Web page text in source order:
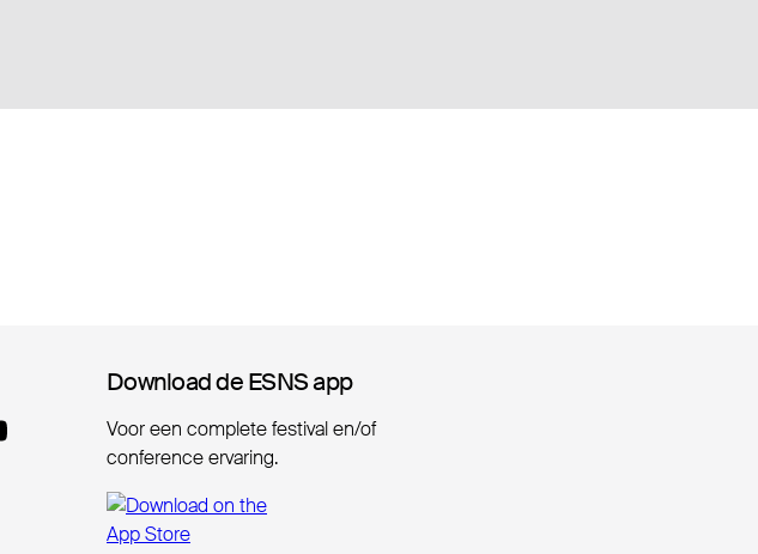
Download de ESNS app
Download de ESNS app
Voor een complete festival en/of
conference ervaring.